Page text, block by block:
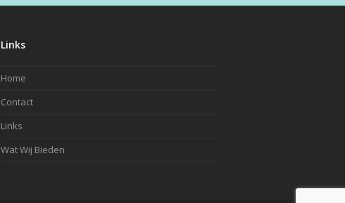
Links
Home
Contact
Links
Wat Wij Bieden